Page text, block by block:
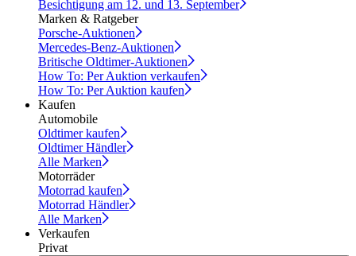
Besichtigung am 12. und 13. September
Marken & Ratgeber
Porsche-Auktionen
Mercedes-Benz-Auktionen
Britische Oldtimer-Auktionen
How To: Per Auktion verkaufen
How To: Per Auktion kaufen
Kaufen
Automobile
Oldtimer kaufen
Oldtimer Händler
Alle Marken
Motorräder
Motorrad kaufen
Motorrad Händler
Alle Marken
Verkaufen
Privat